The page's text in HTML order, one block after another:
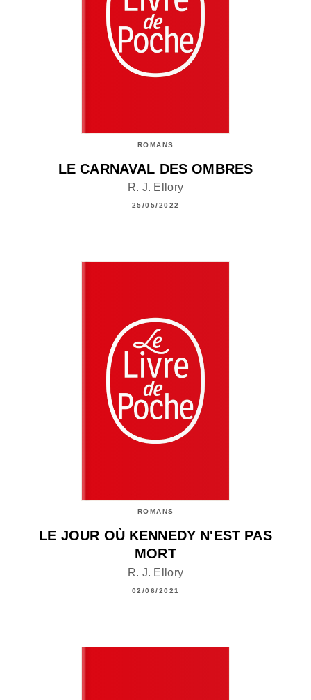
ROMANS
LE CARNAVAL DES OMBRES
R. J. Ellory
25/05/2022
ROMANS
LE JOUR OÙ KENNEDY N'EST PAS
MORT
R. J. Ellory
02/06/2021